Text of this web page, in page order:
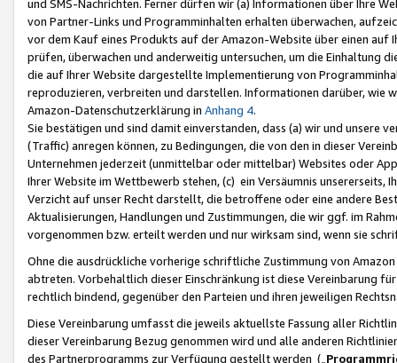
und SMS-Nachrichten. Ferner dürfen wir (a) Informationen über Ihre
von Partner-Links und Programminhalten erhalten überwachen,
vor dem Kauf eines Produkts auf der Amazon-Website über einen
prüfen, überwachen und anderweitig untersuchen, um die Einhaltung
die auf Ihrer Website dargestellte Implementierung von
reproduzieren, verbreiten und darstellen. Informationen darüber, wie
Amazon-Datenschutzerklärung in Anhang 4.
Sie bestätigen und sind damit einverstanden, dass (a) wir und
(Traffic) anregen können, zu Bedingungen, die von den in dieser
Unternehmen jederzeit (unmittelbar oder mittelbar) Websites oder
Ihrer Website im Wettbewerb stehen, (c) ein Versäumnis unsererseits,
Verzicht auf unser Recht darstellt, die betroffene oder eine andere
Aktualisierungen, Handlungen und Zustimmungen, die wir ggf. im
vorgenommen bzw. erteilt werden und nur wirksam sind, wenn sie
Ohne die ausdrückliche vorherige schriftliche Zustimmung von
abtreten. Vorbehaltlich dieser Einschränkung ist diese Vereinbarung
rechtlich bindend, gegenüber den Parteien und ihren jeweiligen
Diese Vereinbarung umfasst die jeweils aktuellste Fassung aller
dieser Vereinbarung Bezug genommen wird und alle anderen
des Partnerprogramms zur Verfügung gestellt werden („